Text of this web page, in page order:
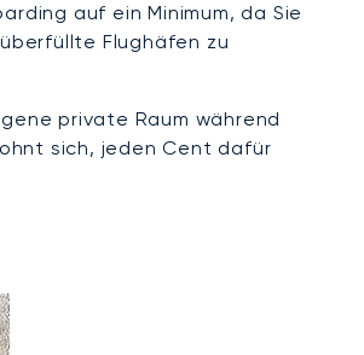
auf ein Minimum, da Sie
Flughäfen zu
private Raum während
sich, jeden Cent dafür